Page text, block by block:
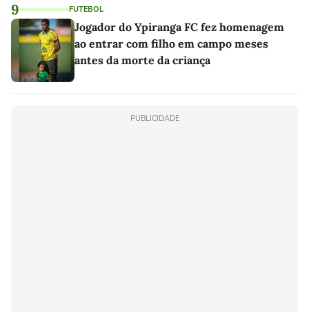
9 FUTEBOL
Jogador do Ypiranga FC fez homenagem
ao entrar com filho em campo meses
antes da morte da criança
PUBLICIDADE